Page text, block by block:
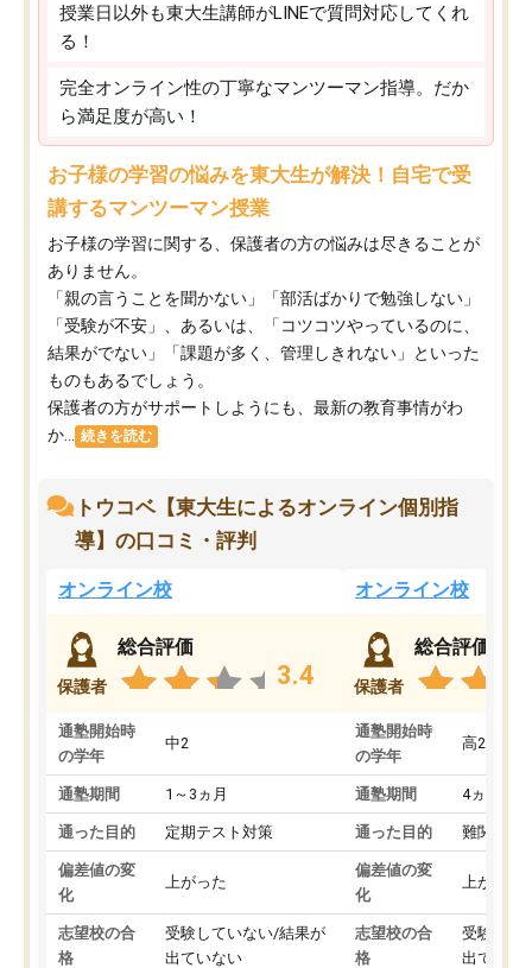
授業日以外も東大生講師がLINEで質問対応してくれ
る！
完全オンライン性の丁寧なマンツーマン指導。だか
ら満足度が高い！
お子様の学習の悩みを東大生が解決！自宅で受
講するマンツーマン授業
お子様の学習に関する、保護者の方の悩みは尽きることが
ありません。
「親の言うことを聞かない」「部活ばかりで勉強しない」
「受験が不安」、あるいは、「コツコツやっているのに、
結果がでない」「課題が多く、管理しきれない」といった
ものもあるでしょう。
保護者の方がサポートしようにも、最新の教育事情がわ
か...
続きを読む
トウコベ【東大生によるオンライン個別指
導】の口コミ・評判
オンライン校
保護者
総合評価
3.4
通塾開始時
の学年
中2
通塾期間 1～3ヵ月
通った目的 定期テスト対策
偏差値の変
化
上がった
志望校の合
格
受験していない/結果が
出ていない
オンライン校
保護者
総合評価
通塾開始時
の学年
高2
通塾期間 4ヵ月～1
通った目的 難関私立
偏差値の変
化
上がった
志望校の合
格
受験して
出ていな